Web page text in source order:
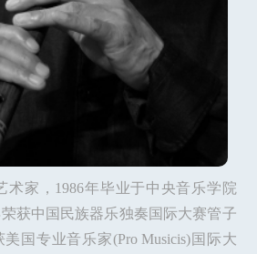
术家，1986年毕业于中央音乐学院
获中国民族器乐独奏国际大赛管子
国专业音乐家(Pro Musicis)国际大